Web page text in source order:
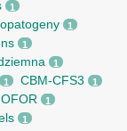
1
1
1
1
1 CBM-CFS3 1
1
1